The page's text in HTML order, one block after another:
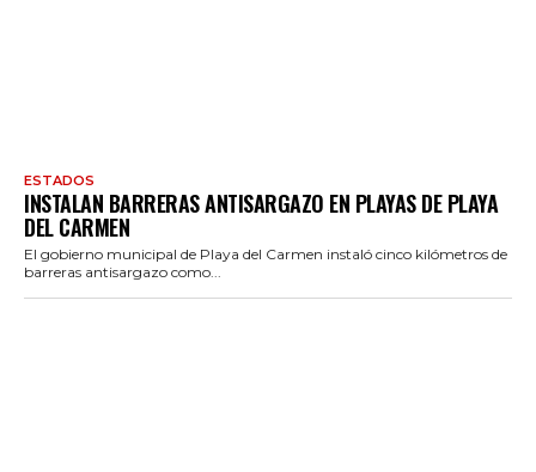
ESTADOS
INSTALAN BARRERAS ANTISARGAZO EN PLAYAS DE PLAYA
DEL CARMEN
El gobierno municipal de Playa del Carmen instaló cinco kilómetros de
barreras antisargazo como...